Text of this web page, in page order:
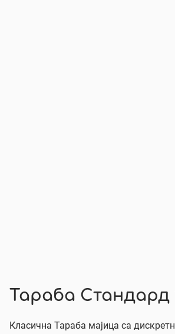
Тараба
Класична Тараба мајица са